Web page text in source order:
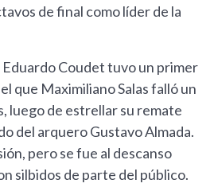
de final como líder de la
Coudet tuvo un primer
que Maximiliano Salas falló un
luego de estrellar su remate
del arquero Gustavo Almada.
pero se fue al descanso
silbidos de parte del público.